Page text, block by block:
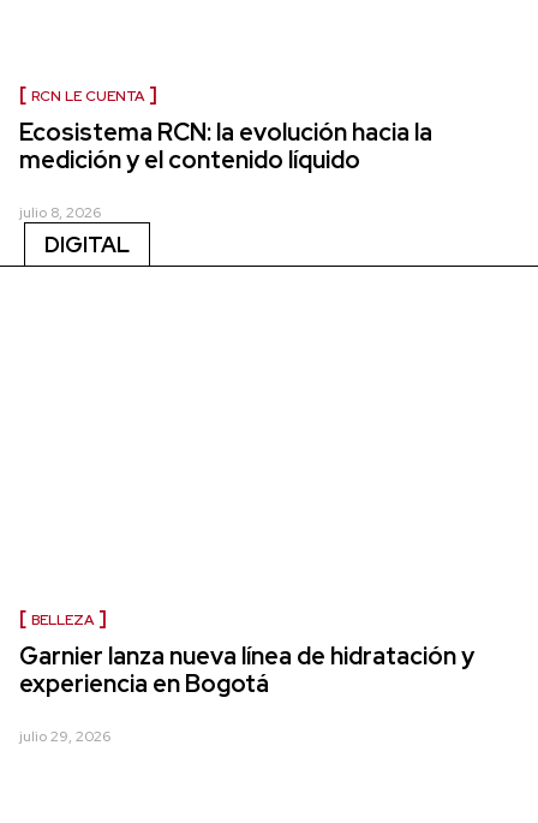
RCN LE CUENTA
Ecosistema RCN: la evolución hacia la
medición y el contenido líquido
julio 8, 2026
DIGITAL
BELLEZA
Garnier lanza nueva línea de hidratación y
experiencia en Bogotá
julio 29, 2026